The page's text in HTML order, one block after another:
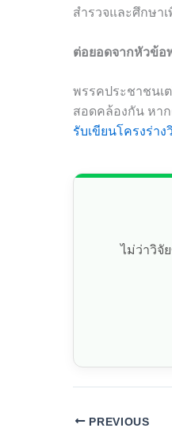
สำรวจและศึกษา
ต่อยอดจากหัวข้อ
พรรคประชาชนเ
สอดคล้องกัน หา
รับเขียนโครงร่าง
ไม่ว่าวิจั
PREVIOUS